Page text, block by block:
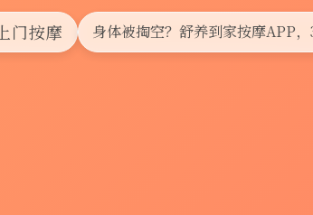
上门按摩 身体被掏空？舒养到家按摩APP